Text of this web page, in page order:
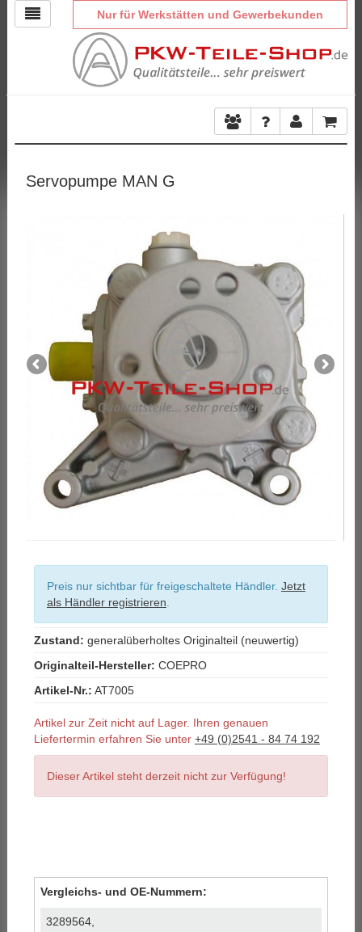
Nur für Werkstätten und Gewerbekunden
Servopumpe MAN G
Preis nur sichtbar für freigeschaltete Händler. Jetzt
als Händler registrieren
Zustand: generalüberholtes Originalteil (neuwertig)
Originalteil-Hersteller: COEPRO
Artikel-Nr.: AT7005
Artikel zur Zeit nicht auf Lager. Ihren genauen
Liefertermin erfahren Sie unter +49 (0)2541 - 84 74 192
Dieser Artikel steht derzeit nicht zur Verfügung!
Vergleichs- und OE-Nummern:
3289564,